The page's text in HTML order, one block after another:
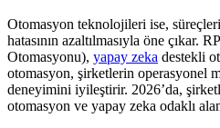
Otomasyon teknolojileri ise,
hatasının azaltılmasıyla öne çıkar.
Otomasyonu), yapay zeka destekli
otomasyon, şirketlerin operasyonel
deneyimini iyileştirir. 2026’da,
otomasyon ve yapay zeka odaklı